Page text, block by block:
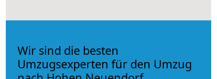
Wir sind die besten
Umzugsexperten für den Umzug